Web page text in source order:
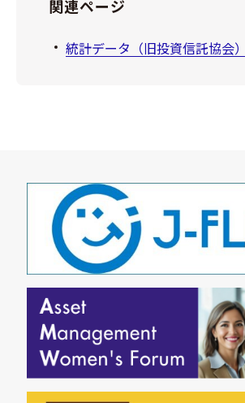
関連ページ
統計データ（旧投資信託協会）